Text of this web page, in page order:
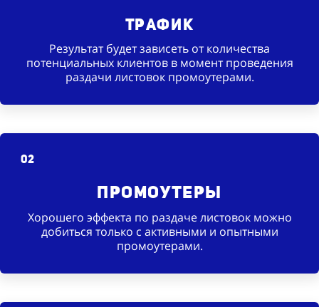
Трафик
Результат будет зависеть от количества
потенциальных клиентов в момент проведения
раздачи листовок промоутерами.
02
Промоутеры
Хорошего эффекта по раздаче листовок можно
добиться только с активными и опытными
промоутерами.